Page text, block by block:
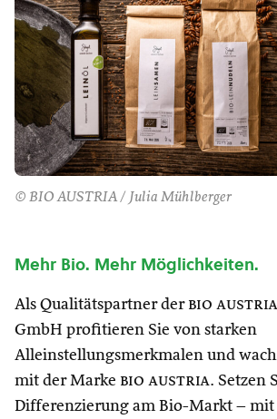
© BIO AUSTRIA / Julia Mühlberger
Mehr Bio. Mehr Möglichkeiten.
Als Qualitätspartner der bio austria
GmbH profitieren Sie von starken
Alleinstellungsmerkmalen und
mit der Marke bio austria. Setzen
Differenzierung am Bio-Markt – mit